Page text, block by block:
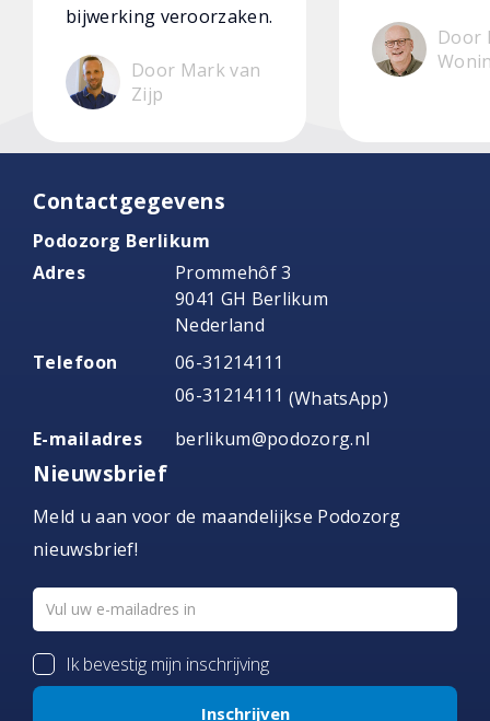
bijwerking veroorzaken.
Door Mark van
Zijp
Door
Contactgegevens
Podozorg Berlikum
Adres
Prommehôf 3
9041 GH Berlikum
Nederland
Telefoon
06-31214111
06-31214111 (WhatsApp)
E-mailadres
berlikum@podozorg.nl
Nieuwsbrief
Meld u aan voor de maandelijkse Podozorg
nieuwsbrief!